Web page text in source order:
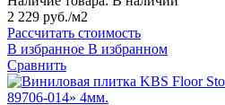
2 229 руб./м2
Рассчитать стоимость
В избранное В избранном
Сравнить